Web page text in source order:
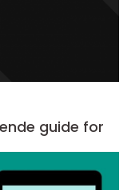
guide for